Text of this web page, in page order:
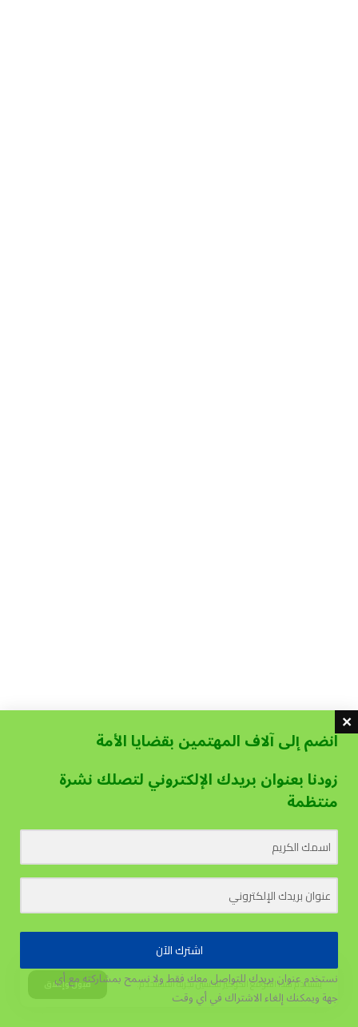
يستخدم هذا الموقع الكوكيز لتحسين تجربة المستخدم. قبول وإغلاق
انضم إلى آلاف المهتمين بقضايا الأمة
زودنا بعنوان بريدك الإلكتروني لتصلك نشرة
منتظمة
اشترك الآن
نستخدم عنوان بريدك للتواصل معك فقط ولا نسمح بمشاركته مع أي
جهةويمكنك إلغاء الاشتراك في أي وقت